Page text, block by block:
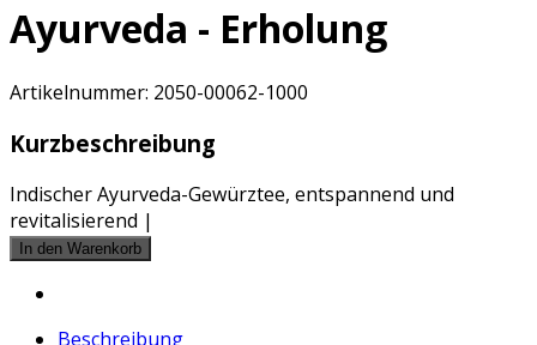
Ayurveda - Erholung
Artikelnummer: 2050-00062-1000
Kurzbeschreibung
Indischer Ayurveda-Gewürztee, entspannend und
revitalisierend |
Beschreibung